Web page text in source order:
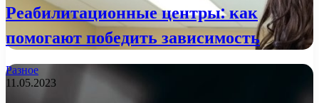
Реабилитационные центры: как
помогают победить зависимость
Разное
11.05.2023